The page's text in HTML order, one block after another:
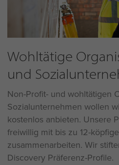
Wohltätige
und
Non-Profit- und wohltätigen
Sozialunternehmen wollen
kostenlos anbieten. Unsere
freiwillig mit bis zu 12-
zusammenarbeiten. Wir
Discovery Präferenz-Profile.